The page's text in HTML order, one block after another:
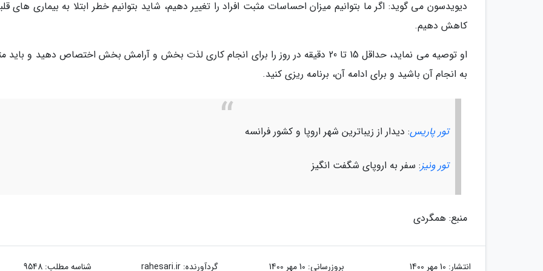
دیویدسون می گوید: اگر ما بتوانیم میزان احساسات مثبت افراد را تغییر دهیم، شاید بتوانیم خطر ابتلا به بیماری های
کاهش دهیم.
او توصیه می نماید، حداقل 15 تا 20 دقیقه در روز را برای انجام کاری لذت بخش و آرامش بخش اختصاص دهید و
به انجام آن باشید و برای ادامه آن، برنامه ریزی کنید.
تور پاریس: دیدار از زیباترین شهر اروپا و کشور فرانسه
تور ونیز: سفر به اروپای شگفت انگیز
منبع: همگردی
انتشار: 10 مهر 1400 بروزرسانی: 10 مهر 1400 گردآورنده:rahesari.ir شناسه مطلب: 9548